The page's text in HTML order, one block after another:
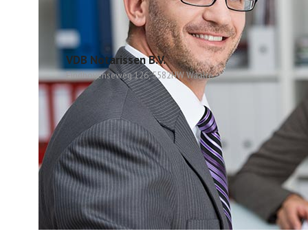
VDB Notarissen B.V.
Eindhovenseweg 126, 5582HW Waalre